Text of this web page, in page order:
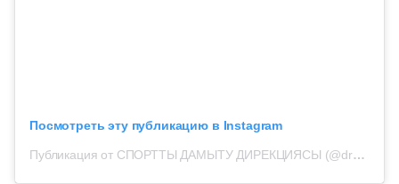
Посмотреть эту публикацию в Instagram
Публикация от СПОРТТЫ ДАМЫТУ ДИРЕКЦИЯСЫ (@drs_kz)